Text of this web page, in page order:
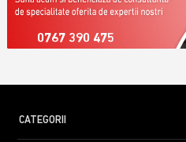
0767 390 475
CATEGORII